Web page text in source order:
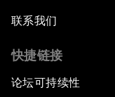
联系我们
快捷链接
论坛可持续性